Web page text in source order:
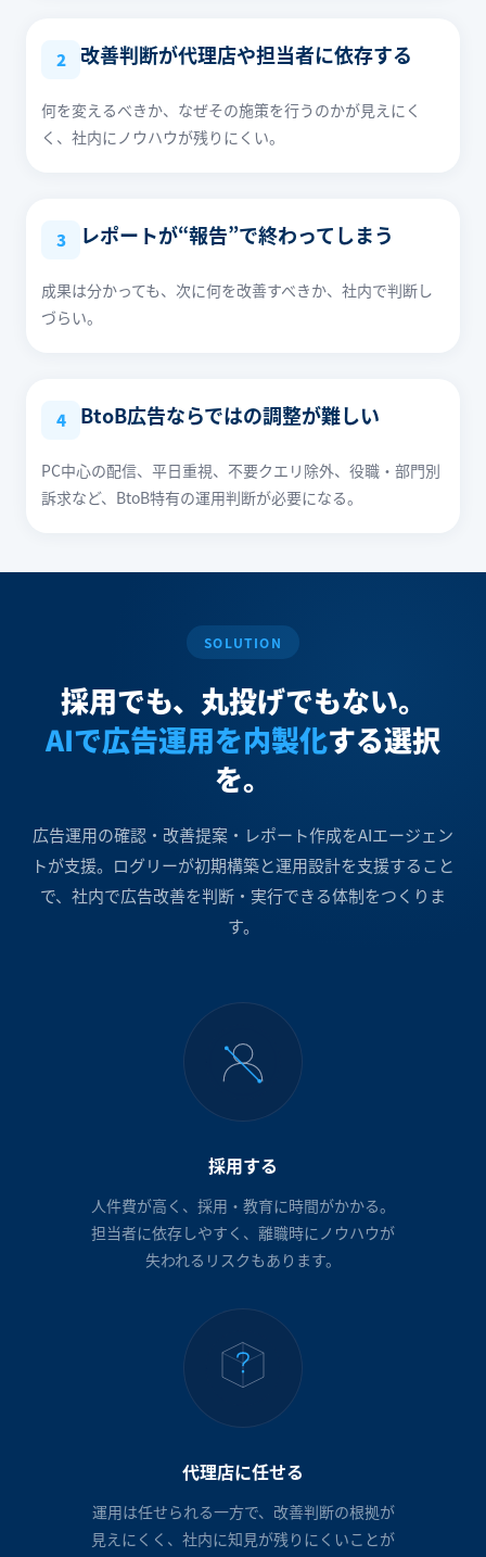
2 改善判断が代理店や担当者に依存する
何を変えるべきか、なぜその施策を行うのかが見えにく
く、社内にノウハウが残りにくい。
3 レポートが“報告”で終わってしまう
成果は分かっても、次に何を改善すべきか、社内で判断し
づらい。
4 BtoB広告ならではの調整が難しい
PC中心の配信、平日重視、不要クエリ除外、役職・部門別
訴求など、BtoB特有の運用判断が必要になる。
SOLUTION
採用でも、丸投げでもない。
AIで広告運用を内製化する選択
を。
広告運用の確認・改善提案・レポート作成をAIエージェン
トが支援。ログリーが初期構築と運用設計を支援すること
で、社内で広告改善を判断・実行できる体制をつくりま
す。
採用する
人件費が高く、採用・教育に時間がかかる。
担当者に依存しやすく、離職時にノウハウが
失われるリスクもあります。
代理店に任せる
運用は任せられる一方で、改善判断の根拠が
見えにくく、社内に知見が残りにくいことが